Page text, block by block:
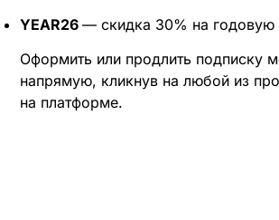
YEAR26 — скидка 30% на годовую
Оформить или продлить подписку
напрямую, кликнув на любой из
на платформе.